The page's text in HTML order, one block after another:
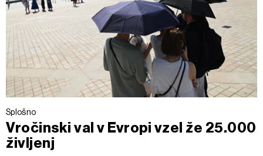
Splošno
Vročinski val v Evropi vzel že 25.000
življenj